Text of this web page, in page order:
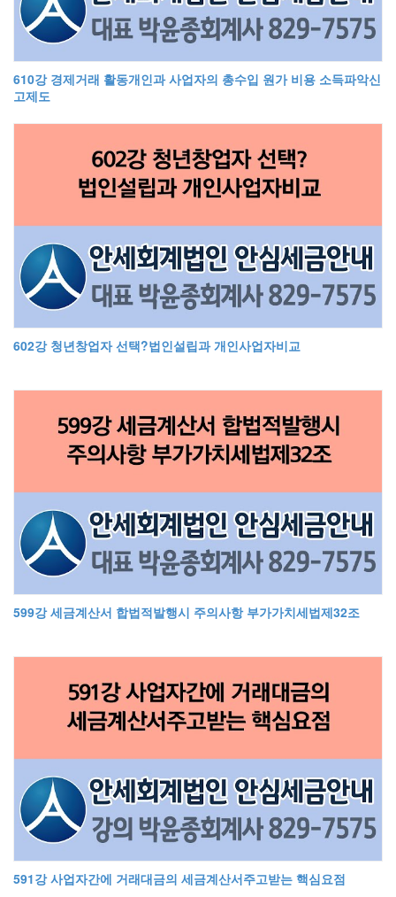
610강 경제거래 활동개인과 사업자의 총수입 원가 비용 소득파악신
고제도
602강 청년창업자 선택?법인설립과 개인사업자비교
599강 세금계산서 합법적발행시 주의사항 부가가치세법제32조
591강 사업자간에 거래대금의 세금계산서주고받는 핵심요점